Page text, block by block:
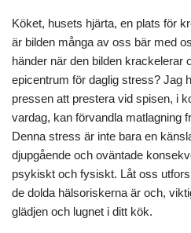
Köket, husets hjärta, en plats för
är bilden många av oss bär med
händer när den bilden krackelerar
epicentrum för daglig stress? Jag
pressen att prestera vid spisen, i
vardag, kan förvandla matlagning
Denna stress är inte bara en
djupgående och oväntade
psykiskt och fysiskt. Låt oss
de dolda hälsoriskerna är och,
glädjen och lugnet i ditt kök.